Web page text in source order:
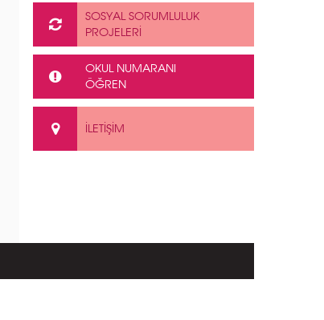
SOSYAL SORUMLULUK
PROJELERİ
OKUL NUMARANI
ÖĞREN
İLETİŞİM